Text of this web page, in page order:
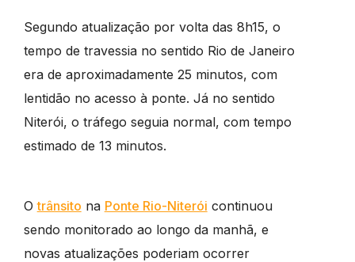
Segundo atualização por volta das 8h15, o
tempo de travessia no sentido Rio de Janeiro
era de aproximadamente 25 minutos, com
lentidão no acesso à ponte. Já no sentido
Niterói, o tráfego seguia normal, com tempo
estimado de 13 minutos.
Otrânsito na Ponte Rio-Niterói continuou
sendo monitorado ao longo da manhã, e
novas atualizações poderiam ocorrer